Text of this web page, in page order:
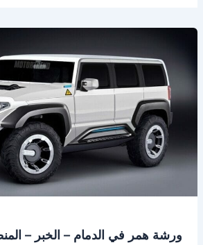
ورشة همر في الدمام – الخبر –
الدمام
–
الخبر
المنطقة
الشرقية